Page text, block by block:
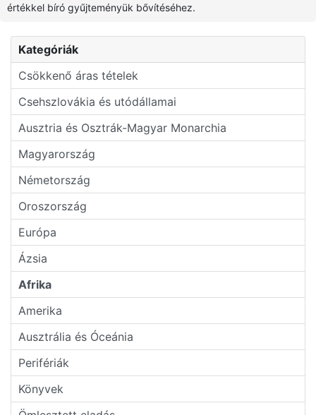
Kategóriák
Csökkenő áras tételek
Csehszlovákia és utódállamai
Ausztria és Osztrák-Magyar Monarchia
Magyarország
Németország
Oroszország
Európa
Ázsia
Afrika
Amerika
Ausztrália és Óceánia
Perifériák
Könyvek
értékkel bíró gyűjteményük bővítéséhez.